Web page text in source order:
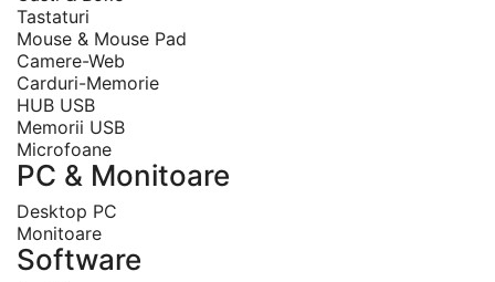
Tastaturi
Mouse & Mouse Pad
Camere-Web
Carduri-Memorie
HUB USB
Memorii USB
Microfoane
PC & Monitoare
Desktop PC
Monitoare
Software